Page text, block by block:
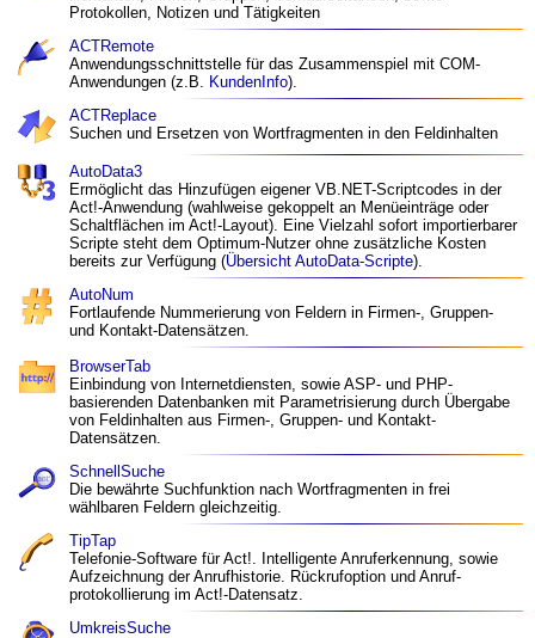
Protokollen, Notizen und Tätigkeiten
ACTRemote
Anwendungs­schnittstelle für das Zusammen­spiel mit COM-
Anwendungen (z.B. KundenInfo).
ACTReplace
Suchen und Ersetzen von Wort­fragmenten in den Feldinhalten
AutoData3
Ermöglicht das Hinzufügen eigener VB.NET-Scriptcodes in der
Act!-Anwendung (wahlweise gekoppelt an Menü­einträge oder
Schalt­flächen im Act!-Layout). Eine Vielzahl sofort importierbarer
Scripte steht dem Optimum-Nutzer ohne zusätzliche Kosten
bereits zur Verfügung (Übersicht AutoData-Scripte).
AutoNum
Fort­laufende Nummerierung von Feldern in Firmen-, Gruppen-
und Kontakt-Datensätzen.
BrowserTab
Einbindung von Internet­diensten, sowie ASP- und PHP-
basierenden Datenbanken mit Parametrisierung durch Übergabe
von Feld­inhalten aus Firmen-, Gruppen- und Kontakt-
Datensätzen.
SchnellSuche
Die bewährte Such­funktion nach Wort­fragmenten in frei
wählbaren Feldern gleichzeitig.
TipTap
Telefonie-Software für Act!. Intelligente Anruf­erkennung, sowie
Aufzeichnung der Anruf­historie. Rückrufoption und Anruf­
protokollierung im Act!-Datensatz.
UmkreisSuche